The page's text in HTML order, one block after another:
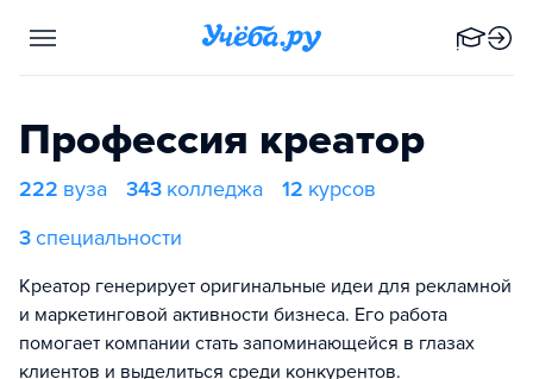
Профессия креатор
222 вуза 343 колледжа 12 курсов
3специальности
Креатор генерирует оригинальные идеи для рекламной
и маркетинговой активности бизнеса. Его работа
помогает компании стать запоминающейся в глазах
клиентов и выделиться среди конкурентов.